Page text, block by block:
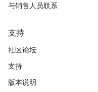
与销售人员联系
支持
社区论坛
支持
版本说明